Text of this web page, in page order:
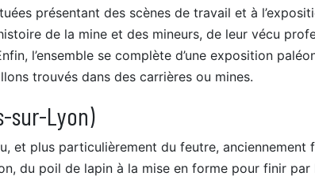
présentant des scènes de travail et à
de la mine et des mineurs, de leur vécu
l’ensemble se complète d’une exposition
trouvés dans des carrières ou mines.
sur-Lyon)
et plus particulièrement du feutre, anciennement
du poil de lapin à la mise en forme pour finir par